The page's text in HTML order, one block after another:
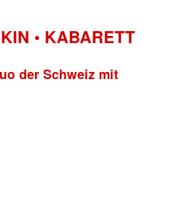
• KABARETT
der Schweiz mit